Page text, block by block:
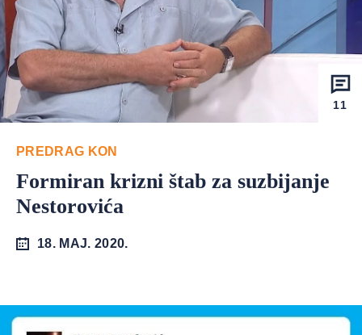
11
PREDRAG KON
Formiran krizni štab za suzbijanje
Nestorovića
18. MAJ. 2020.